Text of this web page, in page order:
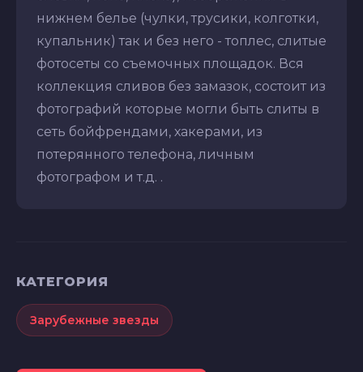
нижнем белье (чулки, трусики, колготки,
купальник) так и без него - топлес, слитые
фотосеты со съемочных площадок. Вся
коллекция сливов без замазок, состоит из
фотографий которые могли быть слиты в
сеть бойфрендами, хакерами, из
потерянного телефона, личным
фотографом и т.д. .
КАТЕГОРИЯ
Зарубежные звезды